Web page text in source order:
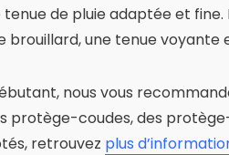
de pluie adaptée et
brouillard, une tenue voyante
nous vous
protège-coudes, des
retrouvez plus